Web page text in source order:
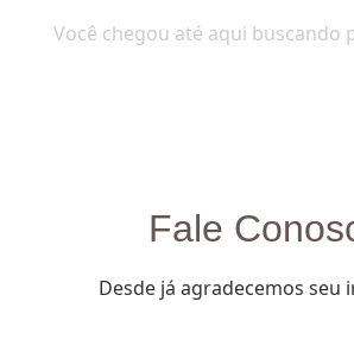
Você chegou até aqui buscando
Fale
Desde já agradecemos seu